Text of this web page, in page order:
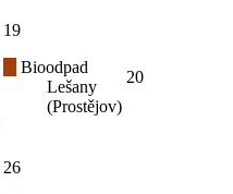
19
Bioodpad
Lešany
(Prostějov)
20
26